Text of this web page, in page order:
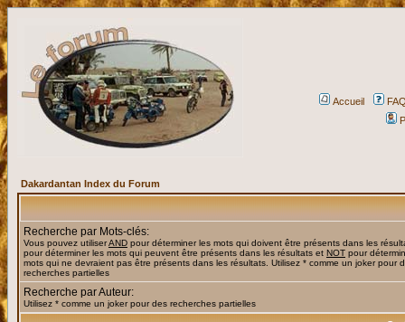
Accueil
Dakardantan Index du Forum
Recherche par Mots-clés:
Vous pouvez utiliserAND pour déterminer les mots qui doivent être présents dans les
pour déterminer les mots qui peuvent être présents dans les résultats et NOT pour
mots qui ne devraient pas être présents dans les résultats. Utilisez * comme un joker pour
recherches partielles
Recherche par Auteur:
Utilisez * comme un joker pour des recherches partielles